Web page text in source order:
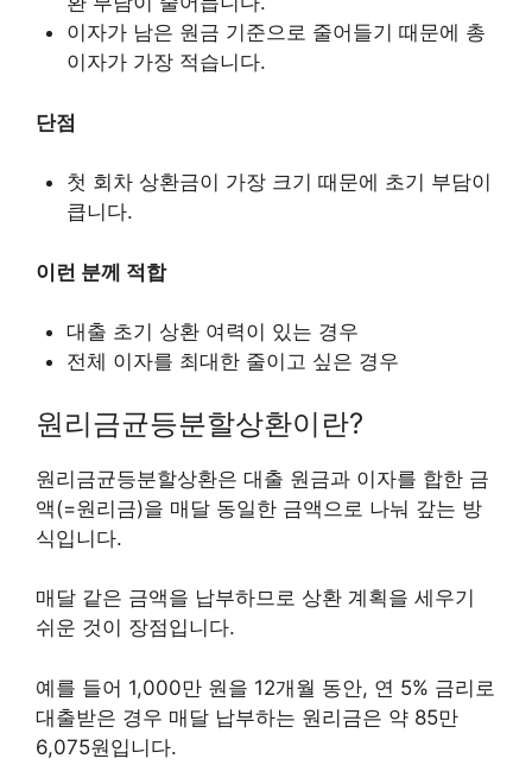
이자가 남은 원금 기준으로 줄어들기 때문에 총
이자가 가장 적습니다.
단점
첫 회차 상환금이 가장 크기 때문에 초기 부담이
큽니다.
이런 분께 적합
대출 초기 상환 여력이 있는 경우
전체 이자를 최대한 줄이고 싶은 경우
원리금균등분할상환이란?
원리금균등분할상환은 대출 원금과 이자를 합한 금
액(=원리금)을 매달 동일한 금액으로 나눠 갚는 방
식입니다.
매달 같은 금액을 납부하므로 상환 계획을 세우기
쉬운 것이 장점입니다.
예를 들어 1,000만 원을 12개월 동안, 연 5% 금리로
대출받은 경우 매달 납부하는 원리금은 약 85만
6,075원입니다.